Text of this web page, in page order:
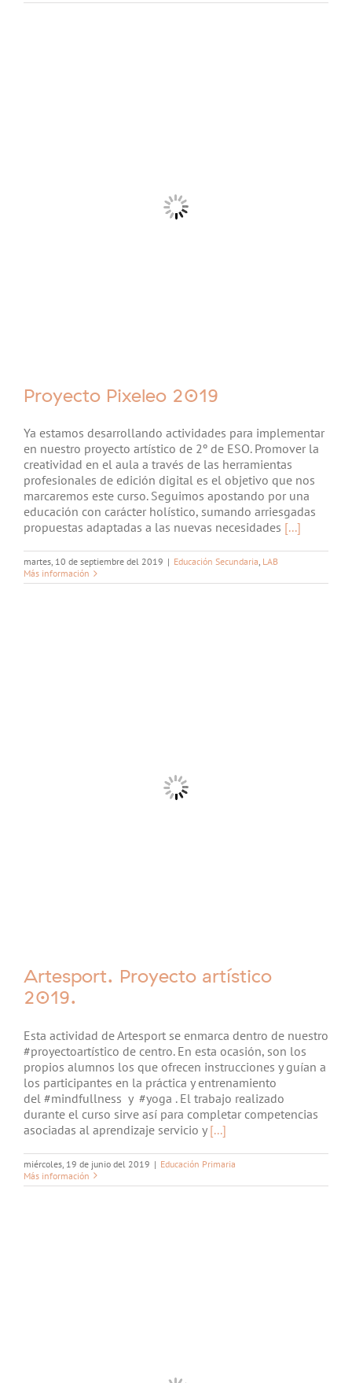
Proyecto Pixeleo 2019
Ya estamos desarrollando actividades para implementar
en nuestro proyecto artístico de 2º de ESO. Promover la
creatividad en el aula a través de las herramientas
profesionales de edición digital es el objetivo que nos
marcaremos este curso. Seguimos apostando por una
educación con carácter holístico, sumando arriesgadas
propuestas adaptadas a las nuevas necesidades [...]
martes, 10 de septiembre del 2019 | Educación Secundaria, LAB
Más información
Artesport. Proyecto artístico
2019.
Esta actividad de Artesport se enmarca dentro de nuestro
#proyectoartístico de centro. En esta ocasión, son los
propios alumnos los que ofrecen instrucciones y guían a
los participantes en la práctica y entrenamiento
del #mindfullness y #yoga . El trabajo realizado
durante el curso sirve así para completar competencias
asociadas al aprendizaje servicio y [...]
miércoles, 19 de junio del 2019 | Educación Primaria
Más información